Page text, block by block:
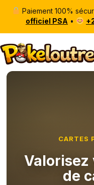
Paiement 100%
officiel PSA •
CARTES
de